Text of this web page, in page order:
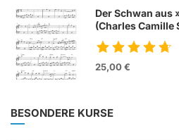
Der Schwan aus
(Charles Camille
25,00 €
BESONDERE KURSE